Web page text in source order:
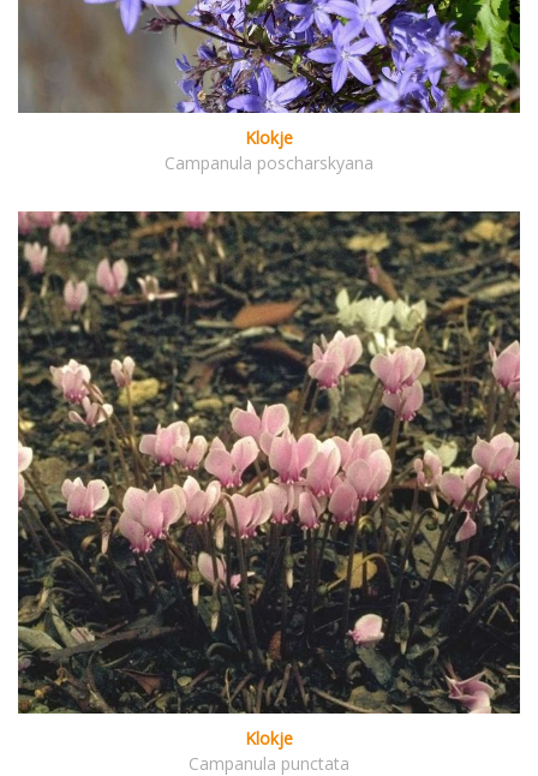
Klokje
Campanula poscharskyana
Klokje
Campanula punctata